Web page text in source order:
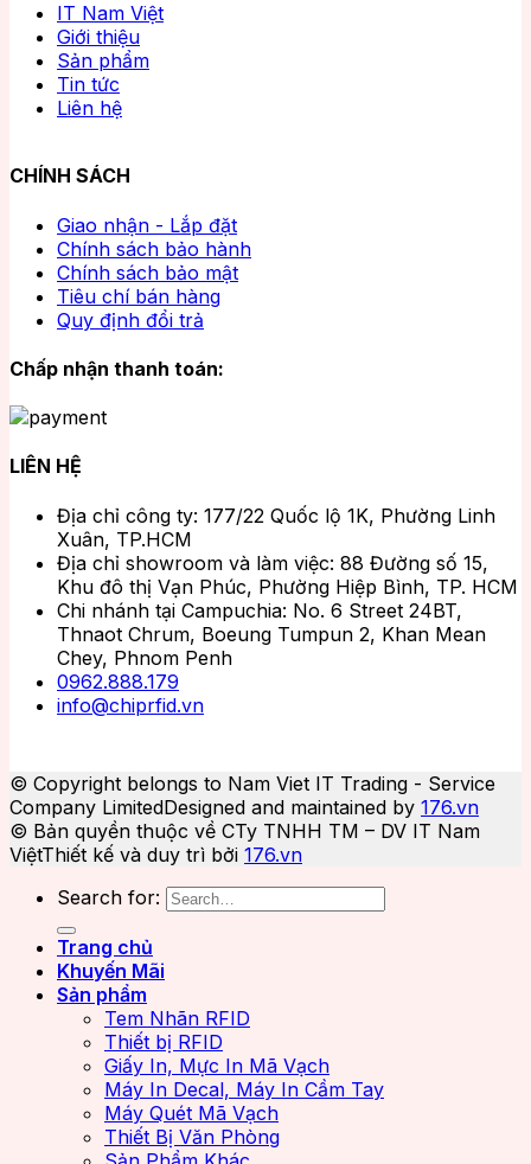
IT Nam Việt
Giới thiệu
Sản phẩm
Tin tức
Liên hệ
CHÍNH SÁCH
Giao nhận - Lắp đặt
Chính sách bảo hành
Chính sách bảo mật
Tiêu chí bán hàng
Quy định đổi trả
Chấp nhận thanh toán:
LIÊN HỆ
Địa chỉ công ty: 177/22 Quốc lộ 1K, Phường Linh
Xuân, TP.HCM
Địa chỉ showroom và làm việc: 88 Đường số 15,
Khu đô thị Vạn Phúc, Phường Hiệp Bình, TP. HCM
Chi nhánh tại Campuchia: No. 6 Street 24BT,
Thnaot Chrum, Boeung Tumpun 2, Khan Mean
Chey, Phnom Penh
0962.888.179
info@chiprfid.vn
© Copyright belongs to Nam Viet IT Trading - Service
Company LimitedDesigned and maintained by 176.vn
© Bản quyền thuộc về CTy TNHH TM – DV IT Nam
ViệtThiết kế và duy trì bởi 176.vn
Search for:
Trang chủ
Khuyến Mãi
Sản phẩm
Tem Nhãn RFID
Thiết bị RFID
Giấy In, Mực In Mã Vạch
Máy In Decal, Máy In Cầm Tay
Máy Quét Mã Vạch
Thiết Bị Văn Phòng